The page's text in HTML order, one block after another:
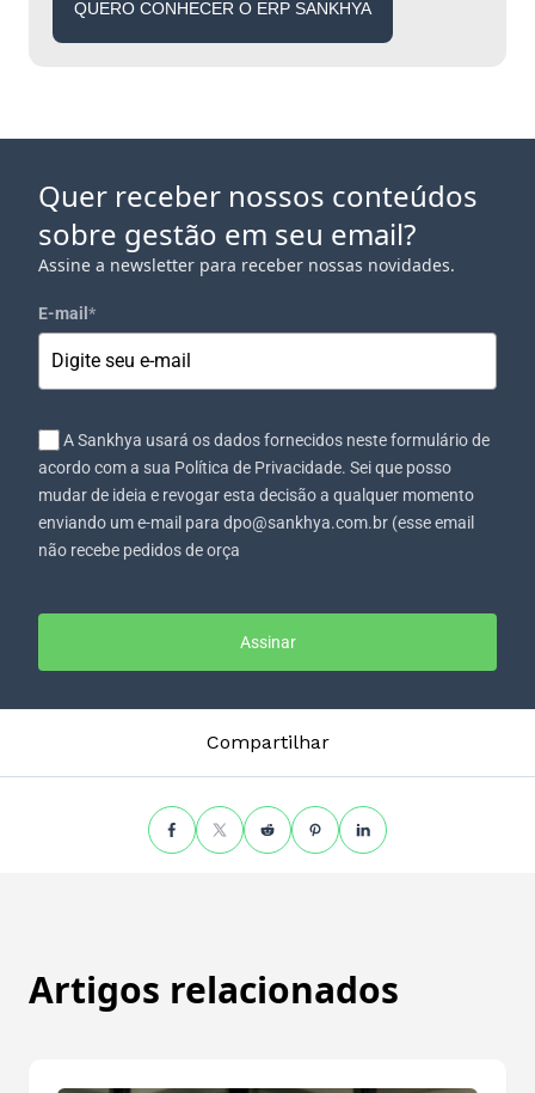
QUERO CONHECER O ERP SANKHYA
Quer receber nossos conteúdos
sobre gestão em seu email?
Assine a newsletter para receber nossas novidades.
E-mail *
A Sankhya usará os dados fornecidos neste formulário de
acordo com a sua Política de Privacidade. Sei que posso
mudar de ideia e revogar esta decisão a qualquer momento
enviando um e-mail para dpo@sankhya.com.br (esse email
não recebe pedidos de orça
Assinar
Compartilhar
Artigos relacionados